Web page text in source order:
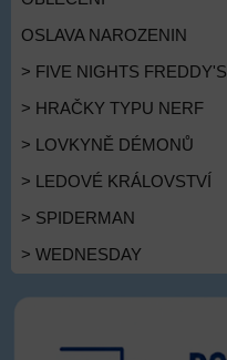
OSLAVA NAROZENIN
> FIVE NIGHTS FREDDY'S
> HRAČKY TYPU NERF
> LOVKYNĚ DÉMONŮ
> LEDOVÉ KRÁLOVSTVÍ
> SPIDERMAN
> WEDNESDAY